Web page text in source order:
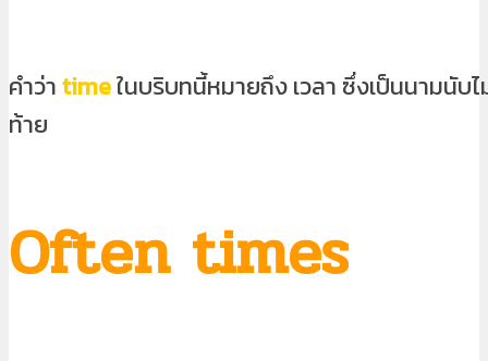
คำว่าtimeในบริบทนี้หมายถึงเวลา ซึ่งเป็นนามนับ
ท้าย
Often times